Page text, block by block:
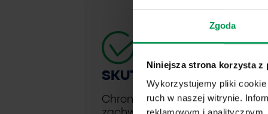
Zgoda
Niniejsza strona korzysta z
Wykorzystujemy pliki
ruch w naszej witrynie.
SKUTECZNY
Chroni przed